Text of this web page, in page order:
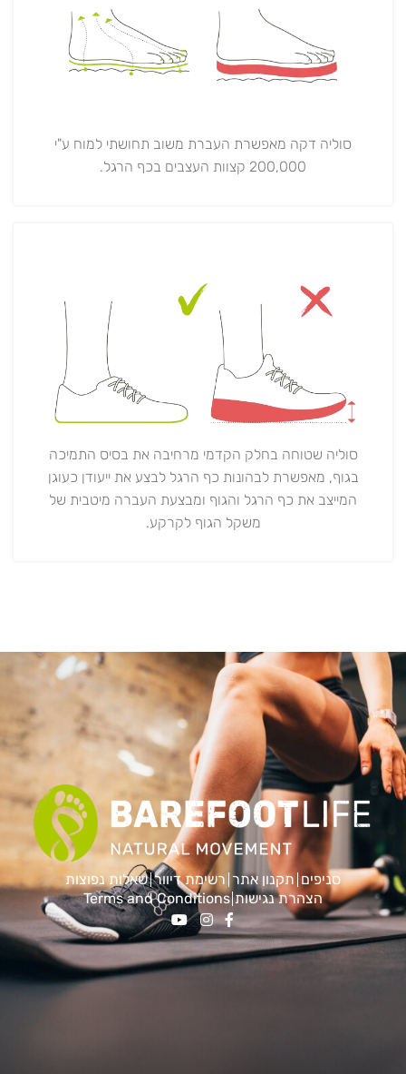
סוליה דקה מאפשרת העברת משוב תחושתי למוח ע"י
200,000 קצוות העצבים בכף הרגל.
סוליה שטוחה בחלק הקדמי מרחיבה את בסיס התמיכה
בגוף, מאפשרת לבהונות כף הרגל לבצע את ייעודן כעוגן
המייצב את כף הרגל והגוף ומבצעת העברה מיטבית של
משקל הגוף לקרקע.
סניפים תקנון אתר רשימת דיוור שאלות נפוצות
הצהרת נגישות Terms and Conditions